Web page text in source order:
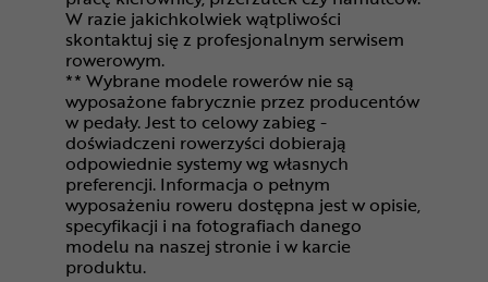
W razie jakichkolwiek wątpliwości
skontaktuj się z profesjonalnym serwisem
rowerowym.
** Wybrane modele rowerów nie są
wyposażone fabrycznie przez producentów
w pedały. Jest to celowy zabieg -
doświadczeni rowerzyści dobierają
odpowiednie systemy wg własnych
preferencji. Informacja o pełnym
wyposażeniu roweru dostępna jest w opisie,
specyfikacji i na fotografiach danego
modelu na naszej stronie i w karcie
produktu.